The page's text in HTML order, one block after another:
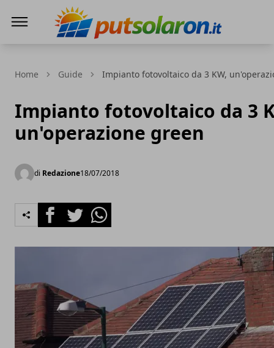
Home Guide Impianto fotovoltaico da 3 KW,
Impianto fotovoltaico da 3
un'operazione green
di Redazione18/07/2018
FacebookTwitterWhatsapp